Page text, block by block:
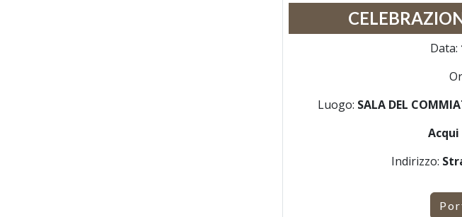
Data:
Luogo: SALA DEL
Indirizzo: